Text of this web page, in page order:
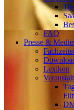
FAQ
Presse &
Lexikon